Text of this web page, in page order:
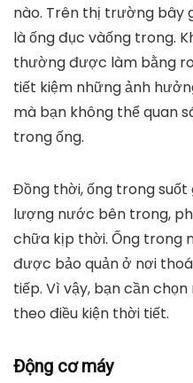
nào. Trên thị trường bây
là ống đục vàống trong.
thường được làm bằng
tiết kiệm những ảnh
mà bạn không thể quan
trong ống.
Đồng thời, ống trong suốt
lượng nước bên trong,
chữa kịp thời. Ống trong
được bảo quản ở nơi
tiếp. Vì vậy, bạn cần
theo điều kiện thời tiết.
Động cơ máy